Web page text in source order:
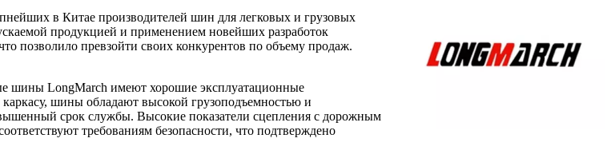
в Китае производителей шин для легковых и грузовых
продукцией и применением новейших разработок
позволило превзойти своих конкурентов по объему продаж.
шины LongMarch имеют хорошие эксплуатационные
шины обладают высокой грузоподъемностью и
срок службы. Высокие показатели сцепления с дорожным
требованиям безопасности, что подтверждено